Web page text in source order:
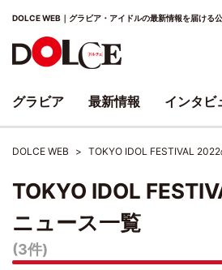
DOLCE WEB｜グラビア・アイドルの最新情報を届ける
DOLCE WEB TOKYO IDOL FESTIVAL
TOKYO IDOL
ニュース一覧
(3件)
グラビア 最新情報 インタビ